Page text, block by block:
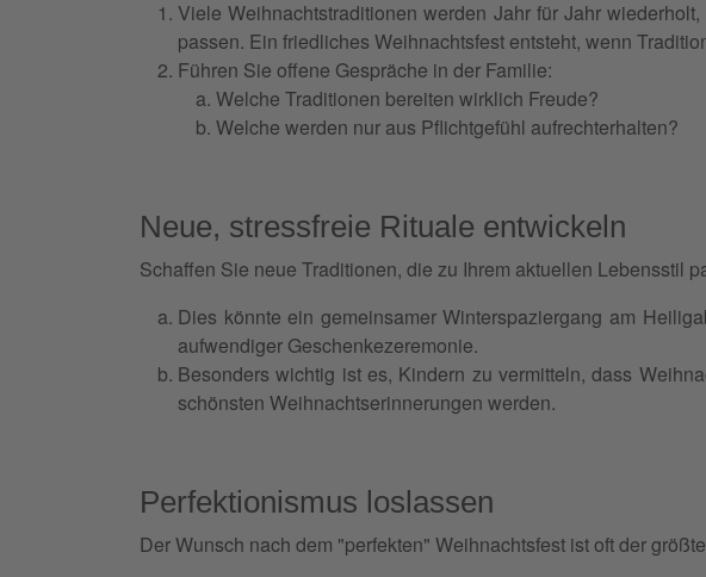
Viele Weihnachtstraditionen werden Jahr für Jahr
passen. Ein friedliches Weihnachtsfest entsteht, wenn
Führen Sie offene Gespräche in der Familie:
Welche Traditionen bereiten wirklich Freude?
Welche werden nur aus Pflichtgefühl aufrechterhalten?
Neue, stressfreie Rituale entwickeln
Schaffen Sie neue Traditionen, die zu Ihrem aktuellen Lebensstil
Dies könnte ein gemeinsamer Winterspaziergang am
aufwendiger Geschenkezeremonie.
Besonders wichtig ist es, Kindern zu vermitteln, dass
schönsten Weihnachtserinnerungen werden.
Perfektionismus loslassen
Der Wunsch nach dem "perfekten" Weihnachtsfest ist oft der